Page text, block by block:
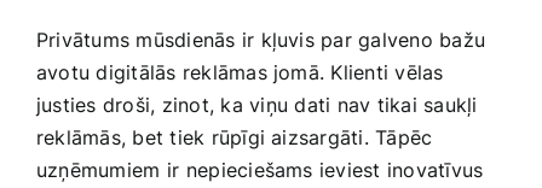
Privātums​ mūsdienās ir kļuvis​ par galveno bažu‌
avotu ‌digitālās reklāmas‍ jomā. Klienti vēlas​
justies droši, zinot, ka⁢ viņu dati nav​ tikai saukļi
reklāmās, bet tiek rūpīgi aizsargāti. Tāpēc
uzņēmumiem⁢ ir⁢ nepieciešams ieviest inovatīvus